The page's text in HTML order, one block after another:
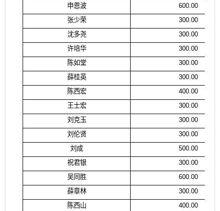
申恩波
600.00
张少荣
300.00
沈多尧
300.00
许培华
300.00
陈如堂
300.00
薛桂英
300.00
陈西宏
400.00
王士宏
300.00
刘克玉
300.00
刘伦贤
300.00
刘成
500.00
祝君银
300.00
吴同胜
600.00
薛章林
300.00
陈西山
400.00